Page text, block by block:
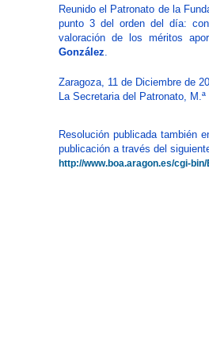
Reunido el Patronato de la
punto 3 del orden del día:
valoración de los méritos
González.
Zaragoza, 11 de Diciembre de
La Secretaria del Patronato,
Resolución publicada también
publicación a través del
http://www.boa.aragon.es/cgi-